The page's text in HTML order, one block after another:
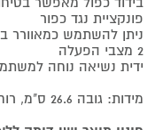
פונקציית נגד כפור
ניתן להשתמש כמאוורר
2 מצבי הפעלה
ידית נשיאה נוחה
מידות: גובה 26.6 ס"מ, רוחב 20 ס"מ, עובי 16.8 ס"מ